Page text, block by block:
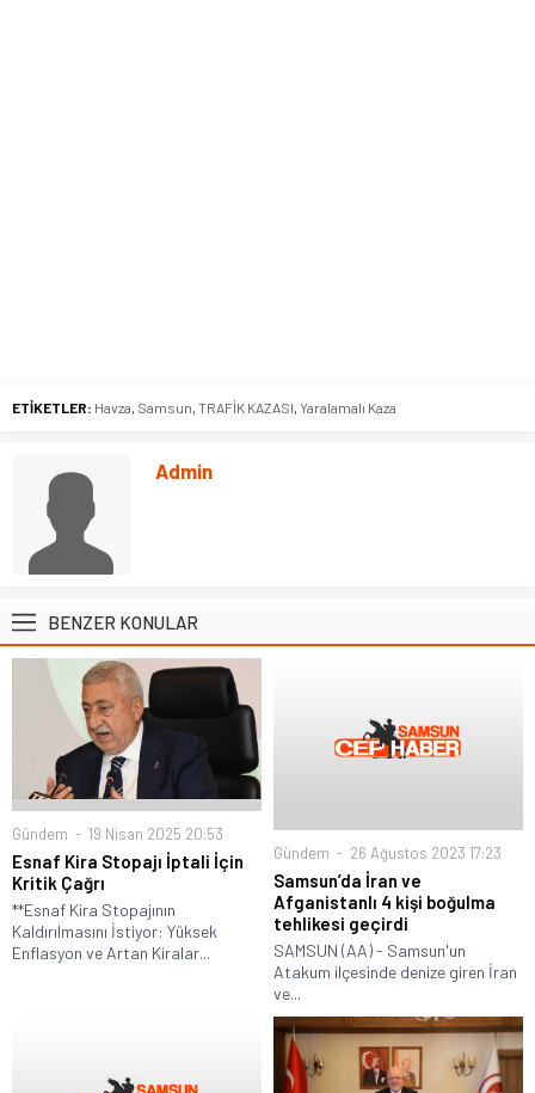
ETİKETLER: Havza, Samsun, TRAFİK KAZASI, Yaralamalı Kaza
Admin
BENZER KONULAR
Gündem 19 Nisan 2025 20:53
Esnaf Kira Stopajı İptali İçin
Kritik Çağrı
**Esnaf Kira Stopajının
Kaldırılmasını İstiyor: Yüksek
Enflasyon ve Artan Kiralar...
Gündem 26 Ağustos 2023 17:23
Samsun’da İran ve
Afganistanlı 4 kişi boğulma
tehlikesi geçirdi
SAMSUN (AA) - Samsun'un
Atakum ilçesinde denize giren İran
ve...